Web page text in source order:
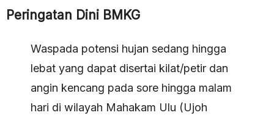
Peringatan Dini BMKG
Waspada potensi hujan sedang hingga
lebat yang dapat disertai kilat/petir dan
angin kencang pada sore hingga malam
hari di wilayah Mahakam Ulu (Ujoh